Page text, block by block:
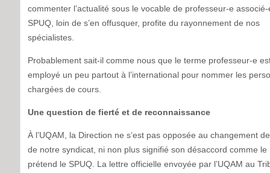
commenter l’actualité sous le vocable de professeur-e
SPUQ, loin de s’en offusquer, profite du rayonnement de nos
spécialistes.
Probablement sait-il comme nous que le terme professeur-e
employé un peu partout à l’international pour nommer les
chargées de cours.
Une question de fierté et de reconnaissance
À l’UQAM, la Direction ne s’est pas opposée au changement
de notre syndicat, ni non plus signifié son désaccord comme le
prétend le SPUQ. La lettre officielle envoyée par l’UQAM au